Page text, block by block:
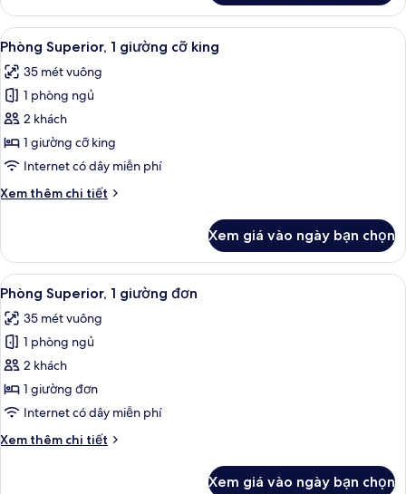
Phòng,
bếp
Xem
tất
cả
ảnh
Phòng
Superior,
1
cỡ
Bộ trải giường bằng vải cotton Ai
6
Phòng Superior, 1 giường cỡ king
35 mét vuông
1 phòng ngủ
2 khách
1 giường cỡ king
Internet có dây miễn phí
Xem thêm chi tiết
Chi
Phòng
Superior,
1
giường
cỡ
king
Xem giá vào ngày bạn chọn
Xem
tất
cả
ảnh
Phòng
Superior,
1
đơn
Bộ trải giường bằng vải cotton Ai
7
Phòng Superior, 1 giường đơn
35 mét vuông
1 phòng ngủ
2 khách
1 giường đơn
Internet có dây miễn phí
Xem thêm chi tiết
Chi
Xem giá vào ngày bạn chọn